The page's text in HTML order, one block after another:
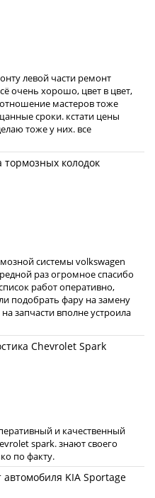
левой части ремонт
очень хорошо, цвет в цвет,
мастеров тоже
сроки. кстати цены
тоже у них. все
системы volkswagen
раз огромное спасибо
работ оперативно,
подобрать фару на замену
запчасти вполне устроила
и качественный
spark. знают своего
по факту.